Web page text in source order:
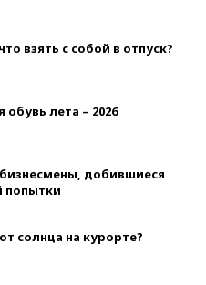
взять с собой в отпуск?
лета – 2026
добившиеся
попытки
солнца на курорте?